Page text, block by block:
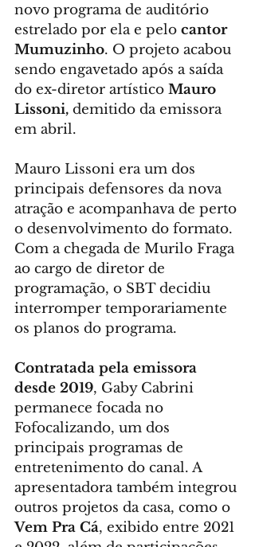
novo programa de auditório
estrelado por ela e pelo cantor
Mumuzinho. O projeto acabou
sendo engavetado após a saída
do ex-diretor artístico Mauro
Lissoni, demitido da emissora
em abril.
Mauro Lissoni era um dos
principais defensores da nova
atração e acompanhava de perto
o desenvolvimento do formato.
Com a chegada de Murilo Fraga
ao cargo de diretor de
programação, o SBT decidiu
interromper temporariamente
os planos do programa.
Contratada pela emissora
desde 2019, Gaby Cabrini
permanece focada no
Fofocalizando, um dos
principais programas de
entretenimento do canal. A
apresentadora também integrou
outros projetos da casa, como o
Vem Pra Cá, exibido entre 2021